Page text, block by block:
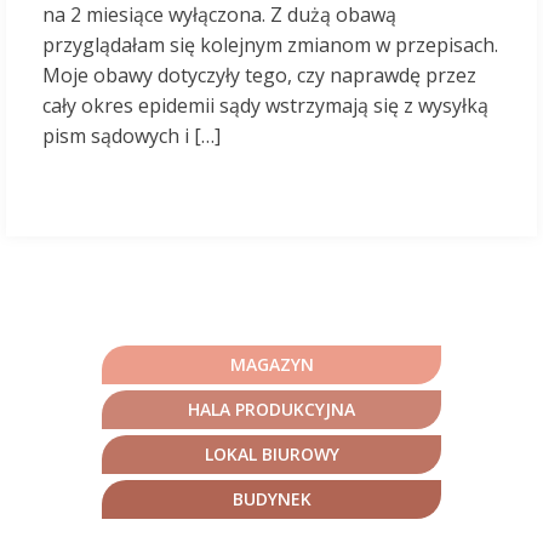
na 2 miesiące wyłączona. Z dużą obawą
przyglądałam się kolejnym zmianom w przepisach.
Moje obawy dotyczyły tego, czy naprawdę przez
cały okres epidemii sądy wstrzymają się z wysyłką
pism sądowych i […]
MAGAZYN
HALA PRODUKCYJNA
LOKAL BIUROWY
BUDYNEK